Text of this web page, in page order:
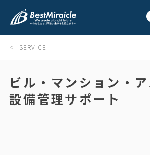
< SERVICE
ビル・マンション・
設備管理サポート